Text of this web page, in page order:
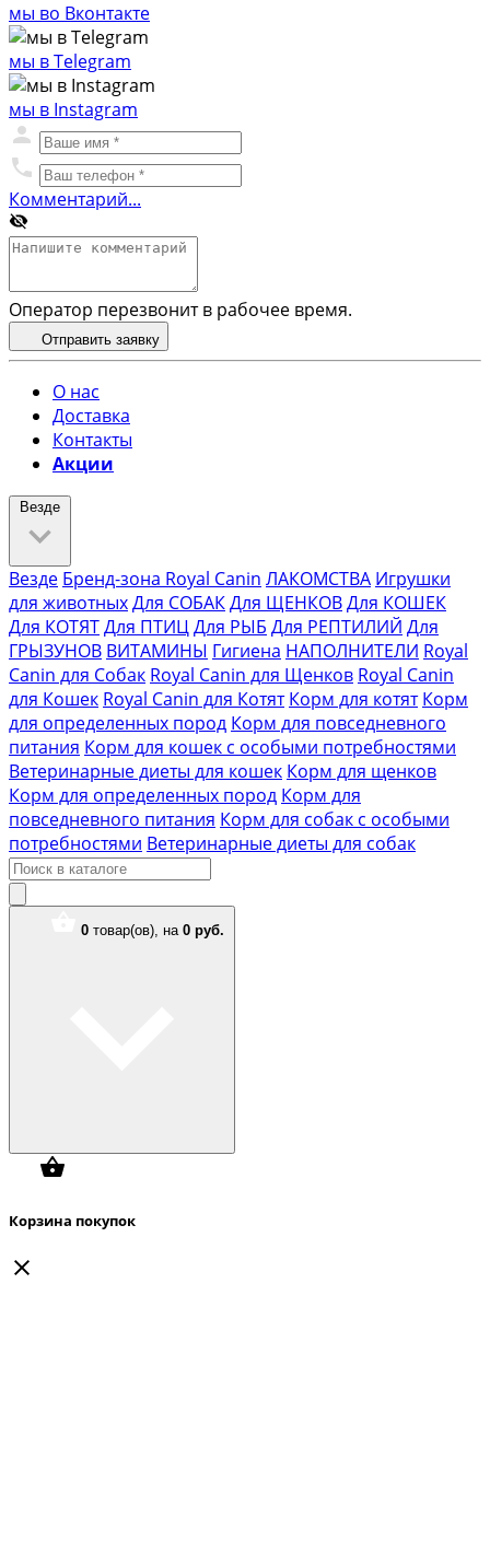
мы во Вконтакте
мы в Telegram
мы в Instagram
Комментарий...
Оператор перезвонит в рабочее время.
Отправить заявку
О нас
Доставка
Контакты
Акции
Везде
Везде Бренд-зона Royal Canin ЛАКОМСТВА Игрушки
для животныхДля СОБАКДля ЩЕНКОВДля КОШЕК
Для КОТЯТДля ПТИЦДля РЫБ Для РЕПТИЛИЙ Для
ГРЫЗУНОВ ВИТАМИНЫ Гигиена НАПОЛНИТЕЛИ Royal
Canin для Собак Royal Canin для Щенков Royal Canin
для Кошек Royal Canin для Котят Корм для котят Корм
для определенных пород Корм для повседневного
питания Корм для кошек с особыми потребностями
Ветеринарные диеты для кошек Корм для щенков
Корм для определенных пород Корм для
повседневного питания Корм для собак с особыми
потребностями Ветеринарные диеты для собак
0 товар(ов), на 0 руб.
Корзина покупок